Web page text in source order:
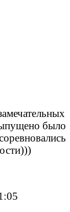
было